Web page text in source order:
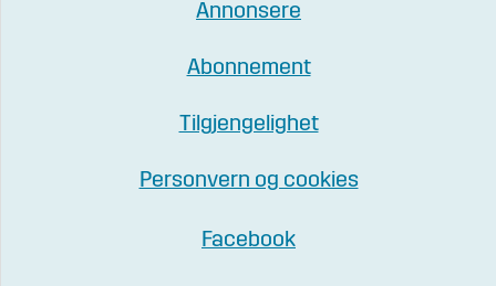
Annonsere
Abonnement
Tilgjengelighet
Personvern og cookies
Facebook